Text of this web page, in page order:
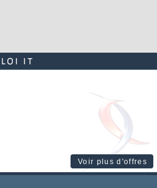
Voir plus d'offres